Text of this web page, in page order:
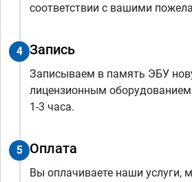
соответствии с вашими
4 Запись
Записываем в память ЭБУ
лицензионным
1-3 часа.
5 Оплата
Вы оплачиваете наши услуги,